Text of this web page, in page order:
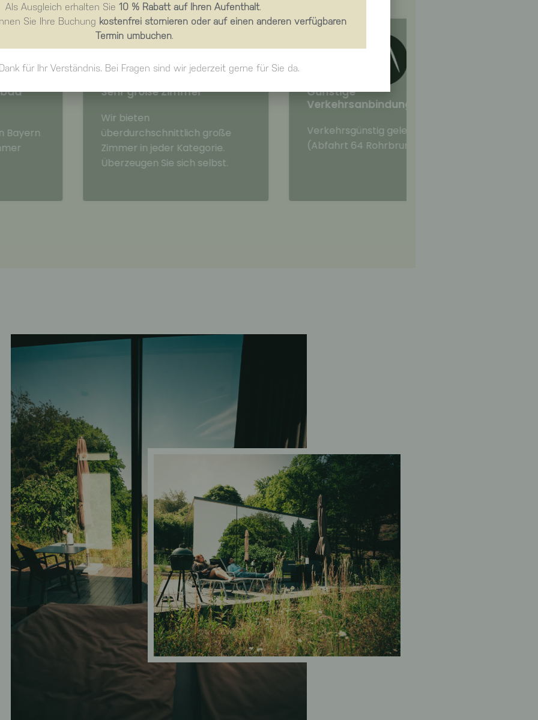
Sehr große Zimmer
überdurchschnittlich große
Zimmer in jeder Kategorie.
Überzeugen Sie sich selbst.
Günstige
Verkehrsanbindung
Verkehrsgünstig gelegen zur A3
(Abfahrt 64 Rohrbrunn).
Als Ausgleich erhalten Sie 10 % Rabatt auf Ihren Aufenthalt.
Sie Ihre Buchung kostenfrei stornieren oder auf einen anderen verfügbaren
Termin umbuchen.
für Ihr Verständnis. Bei Fragen sind wir jederzeit gerne für Sie da.